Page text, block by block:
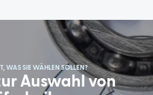
WAS SIE WÄHLEN SOLLEN?
Auswahl von